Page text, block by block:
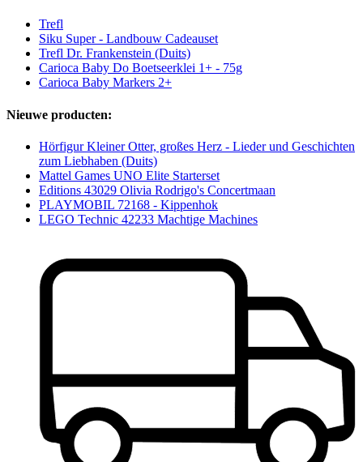
Trefl
Siku Super - Landbouw Cadeauset
Trefl Dr. Frankenstein (Duits)
Carioca Baby Do Boetseerklei 1+ - 75g
Carioca Baby Markers 2+
Nieuwe producten:
Hörfigur Kleiner Otter, großes Herz - Lieder und Geschichten
zum Liebhaben (Duits)
Mattel Games UNO Elite Starterset
Editions 43029 Olivia Rodrigo's Concertmaan
PLAYMOBIL 72168 - Kippenhok
LEGO Technic 42233 Machtige Machines